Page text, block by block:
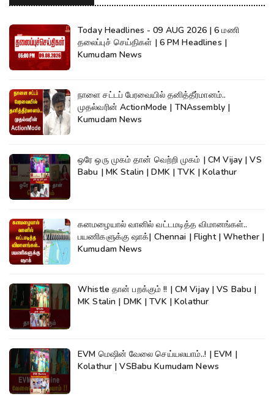
Today Headlines - 09 AUG 2026 | 6 மணி
தலைப்புச் செய்திகள் | 6 PM Headlines |
Kumudam News
நாளை சட்டப் பேரவையில் தனித்தீர்மானம்..
முதல்வரின் ActionMode | TNAssembly |
Kumudam News
ஒரே ஒரு முகம் தான் வெற்றி முகம் | CM Vijay | VS
Babu | MK Stalin | DMK | TVK | Kolathur
கனமழையால் வானில் வட்டமடித்த விமானங்கள்..
பயணிகளுக்கு ஷாக்| Chennai | Flight | Whether |
Kumudam News
Whistle தான் பறக்கும் !! | CM Vijay | VS Babu |
MK Stalin | DMK | TVK | Kolathur
EVM மெஷின் வேலை செய்யலயாம்..! | EVM |
Kolathur | VSBabu Kumudam News